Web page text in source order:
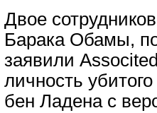
Двое
Барака Обамы,
заявили
личность
бен Ладена с